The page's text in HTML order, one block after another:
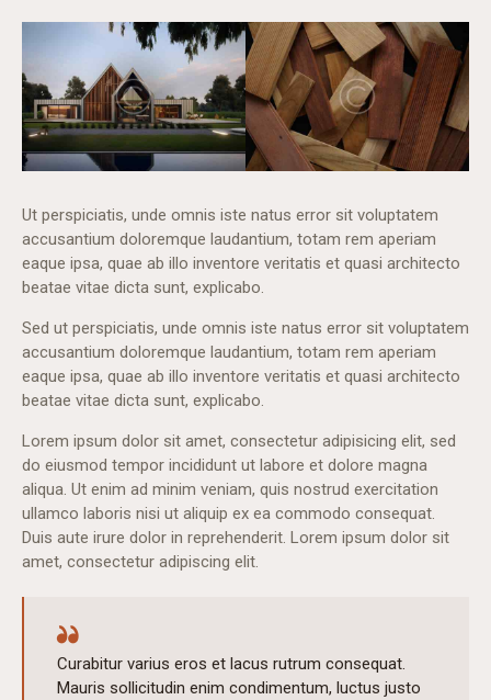
Ut perspiciatis, unde omnis iste natus error sit voluptatem
accusantium doloremque laudantium, totam rem aperiam
eaque ipsa, quae ab illo inventore veritatis et quasi architecto
beatae vitae dicta sunt, explicabo.
Sed ut perspiciatis, unde omnis iste natus error sit voluptatem
accusantium doloremque laudantium, totam rem aperiam
eaque ipsa, quae ab illo inventore veritatis et quasi architecto
beatae vitae dicta sunt, explicabo.
Lorem ipsum dolor sit amet, consectetur adipisicing elit, sed
do eiusmod tempor incididunt ut labore et dolore magna
aliqua. Ut enim ad minim veniam, quis nostrud exercitation
ullamco laboris nisi ut aliquip ex ea commodo consequat.
Duis aute irure dolor in reprehenderit. Lorem ipsum dolor sit
amet, consectetur adipiscing elit.
Curabitur varius eros et lacus rutrum consequat.
Mauris sollicitudin enim condimentum, luctus justo